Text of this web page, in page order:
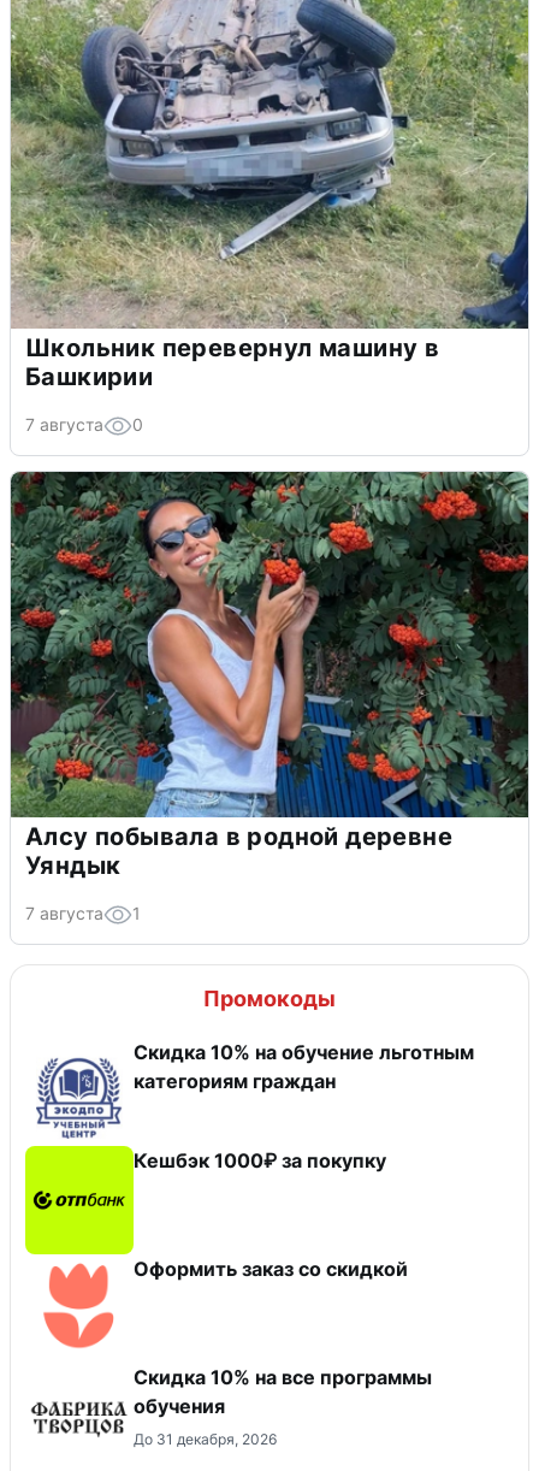
Школьник перевернул машину в
Башкирии
7 августа 0
Алсу побывала в родной деревне
Уяндык
7 августа 1
Промокоды
Скидка 10% на обучение льготным
категориям граждан
Кешбэк 1000₽ за покупку
Оформить заказ со скидкой
Скидка 10% на все программы
обучения
До 31 декабря, 2026